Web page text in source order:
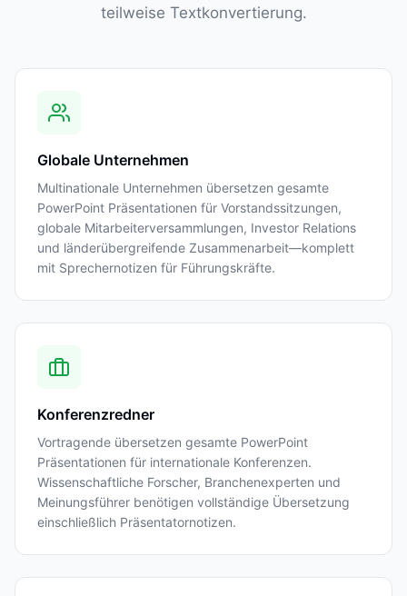
teilweise Textkonvertierung.
Globale Unternehmen
Multinationale Unternehmen übersetzen gesamte
PowerPoint Präsentationen für Vorstandssitzungen,
globale Mitarbeiterversammlungen, Investor Relations
und länderübergreifende Zusammenarbeit—komplett
mit Sprechernotizen für Führungskräfte.
Konferenzredner
Vortragende übersetzen gesamte PowerPoint
Präsentationen für internationale Konferenzen.
Wissenschaftliche Forscher, Branchenexperten und
Meinungsführer benötigen vollständige Übersetzung
einschließlich Präsentatornotizen.